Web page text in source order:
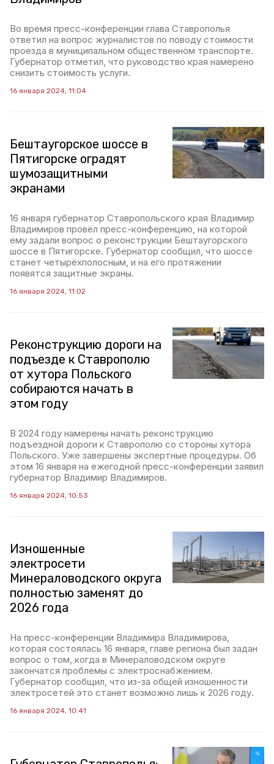
Во время пресс-конференции глава Ставрополья
ответил на вопрос журналистов по поводу стоимости
проезда в муниципальном общественном транспорте.
Губернатор отметил, что руководство края намерено
снизить стоимость услуги.
16 января 2024, 11:04
Бештаугорское шоссе в
Пятигорске оградят
шумозащитными
экранами
16 января губернатор Ставропольского края Владимир
Владимиров провёл пресс-конференцию, на которой
ему задали вопрос о реконструкции Бештаугорского
шоссе в Пятигорске. Губернатор сообщил, что шоссе
станет четырёхполосным, и на его протяжении
появятся защитные экраны.
16 января 2024, 11:02
Реконструкцию дороги на
подъезде к Ставрополю
от хутора Польского
собираются начать в
этом году
В 2024 году намерены начать реконструкцию
подъездной дороги к Ставрополю со стороны хутора
Польского. Уже завершены экспертные процедуры. Об
этом 16 января на ежегодной пресс-конференции заявил
губернатор Владимир Владимиров.
16 января 2024, 10:53
Изношенные
электросети
Минераловодского округа
полностью заменят до
2026 года
На пресс-конференции Владимира Владимирова,
которая состоялась 16 января, главе региона был задан
вопрос о том, когда в Минераловодском округе
закончатся проблемы с электроснабжением.
Губернатор сообщил, что из-за общей изношенности
электросетей это станет возможно лишь к 2026 году.
16 января 2024, 10:41